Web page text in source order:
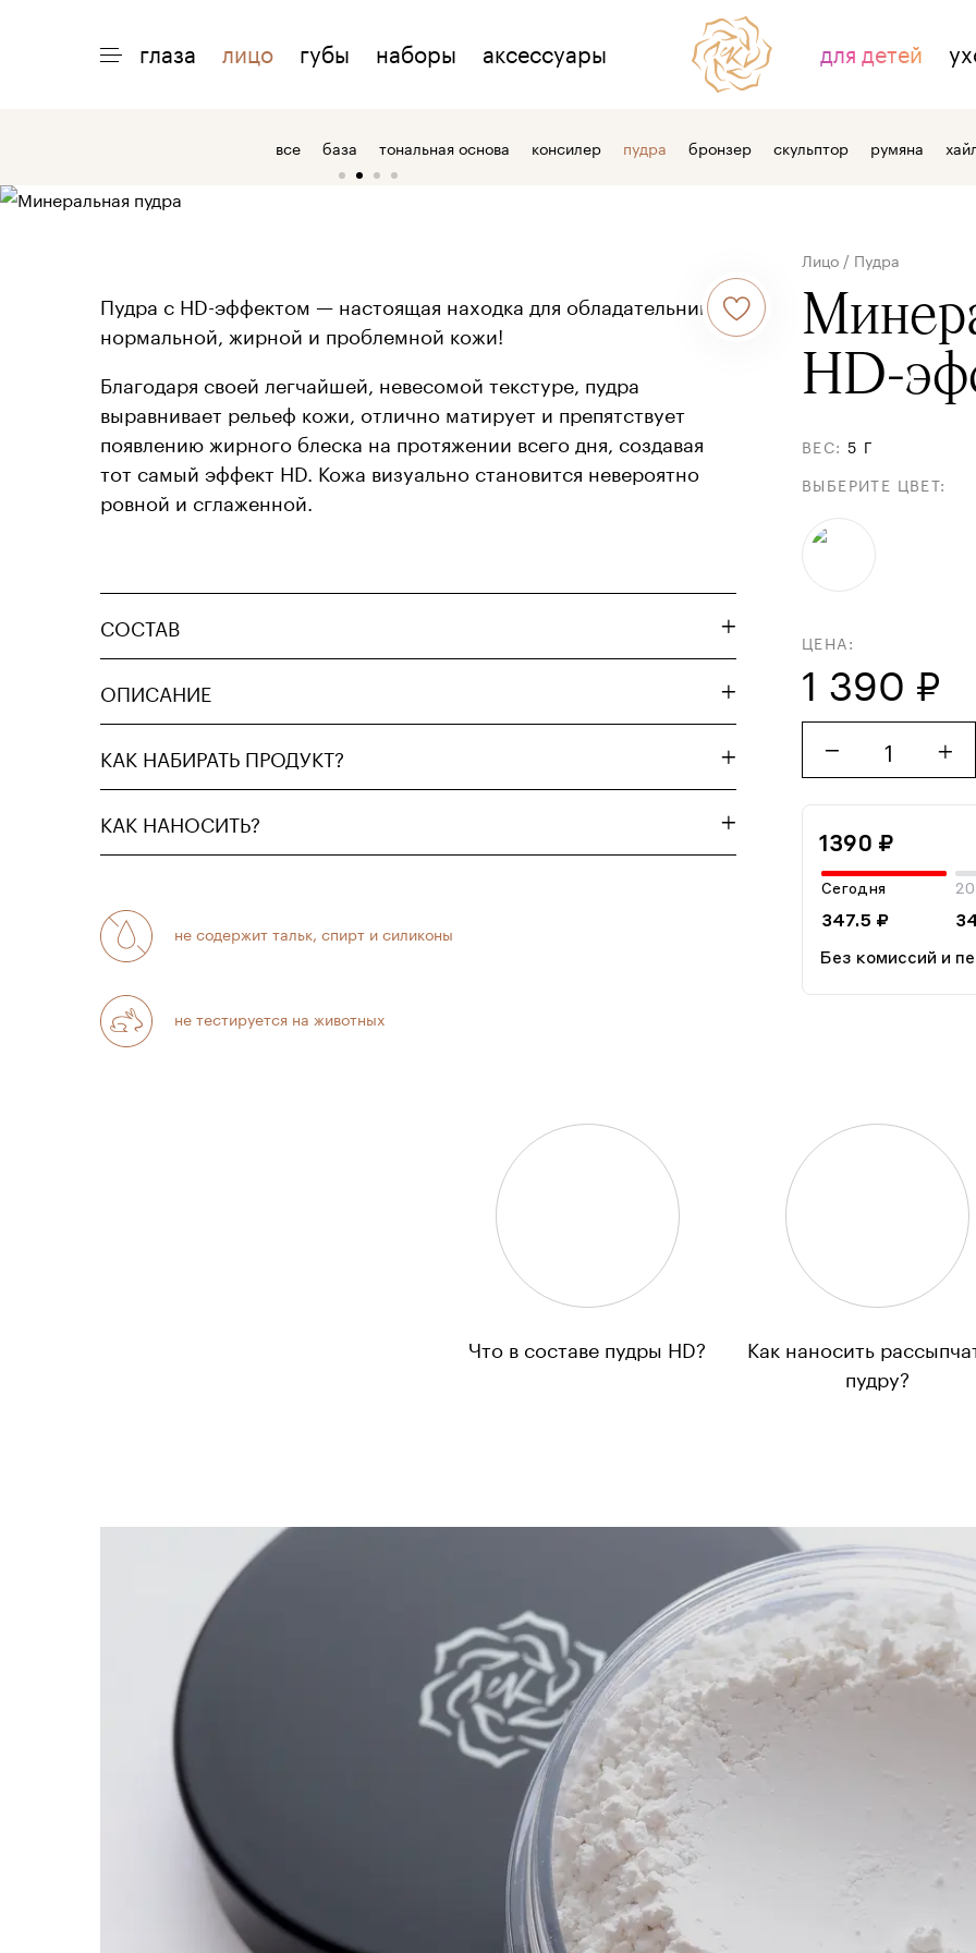
глаза лицо губы наборы аксессуары для детей
ПОМОЩЬ
доставка
ДЛЯ СВЯЗИ
оптовым клиентам
все база тональная основа консилер пудра бронзер скульптор румяна
Пудра с HD-эффектом — настоящая находка для обладательниц
нормальной, жирной и проблемной кожи!
Благодаря своей легчайшей, невесомой текстуре, пудра
выравнивает рельеф кожи, отлично матирует и препятствует
появлению жирного блеска на протяжении всего дня, создавая
тот самый эффект HD. Кожа визуально становится невероятно
ровной и сглаженной.
СОСТАВ
ОПИСАНИЕ
КАК НАБИРАТЬ ПРОДУКТ?
КАК НАНОСИТЬ?
не содержит тальк, спирт и силиконы
не тестируется на животных
Лицо / Пудра
HD-
ВЕС:5 Г
ВЫБЕРИТЕ ЦВЕТ:
ЦЕНА:
1 390 ₽
1
1390 ₽
Сегодня
347.5 ₽
20
Без комиссий и
Что в составе пудры HD?
Как наносить
пудру?